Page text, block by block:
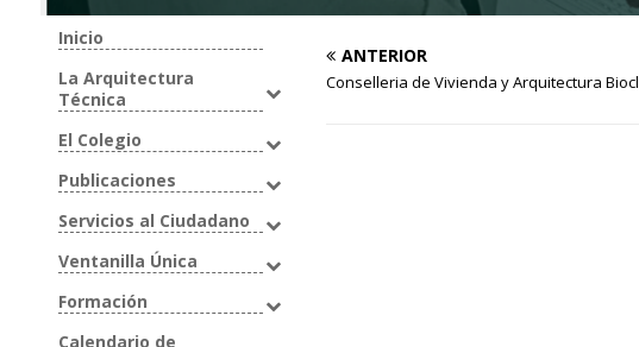
ANTERIOR
Conselleria de Vivienda y Arquitectura
Inicio
La Arquitectura
Técnica
El Colegio
Publicaciones
Servicios al Ciudadano
Ventanilla Única
Formación
Calendario de